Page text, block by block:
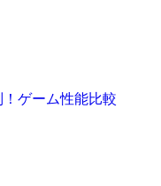
ゲーム性能比較